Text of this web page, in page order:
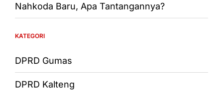
Nahkoda Baru, Apa Tantangannya?
KATEGORI
DPRD Gumas
DPRD Kalteng